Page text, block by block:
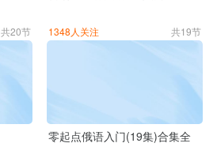
共20节 1348人关注 共19节
零起点俄语入门(19集)合集全